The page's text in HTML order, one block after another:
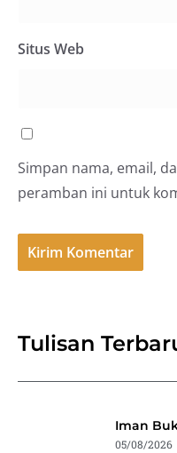
Situs Web
Simpan nama, email,
peramban ini untuk
Tulisan
Iman
05/08/2026